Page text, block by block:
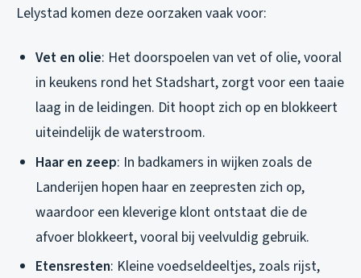
Lelystad komen deze oorzaken vaak voor:
Vet en olie: Het doorspoelen van vet of olie, vooral
in keukens rond het Stadshart, zorgt voor een taaie
laag in de leidingen. Dit hoopt zich op en blokkeert
uiteindelijk de waterstroom.
Haar en zeep: In badkamers in wijken zoals de
Landerijen hopen haar en zeepresten zich op,
waardoor een kleverige klont ontstaat die de
afvoer blokkeert, vooral bij veelvuldig gebruik.
Etensresten: Kleine voedseldeeltjes, zoals rijst,